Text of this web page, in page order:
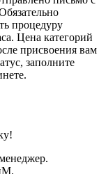
процедуру
Цена категорий
присвоения вам
заполните